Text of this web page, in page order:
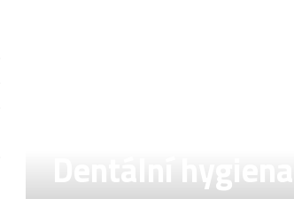
Dentální hygiena